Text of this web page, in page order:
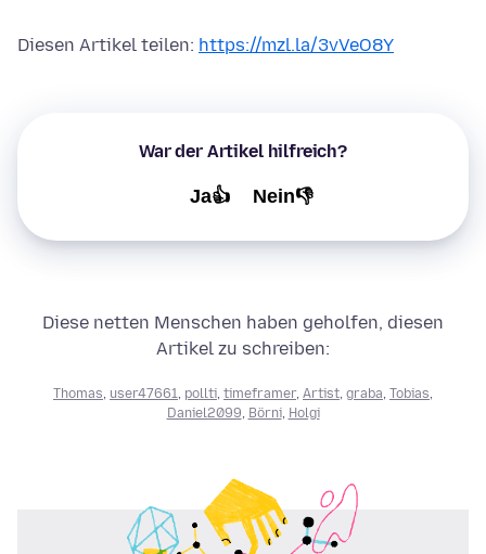
Diesen Artikel teilen: https://mzl.la/3vVeO8Y
War der Artikel hilfreich?
Ja👍 Nein👎
Diese netten Menschen haben geholfen, diesen
Artikel zu schreiben:
Thomas user47661 pollti timeframer, Artist graba Tobias
Daniel2099 Börni, Holgi